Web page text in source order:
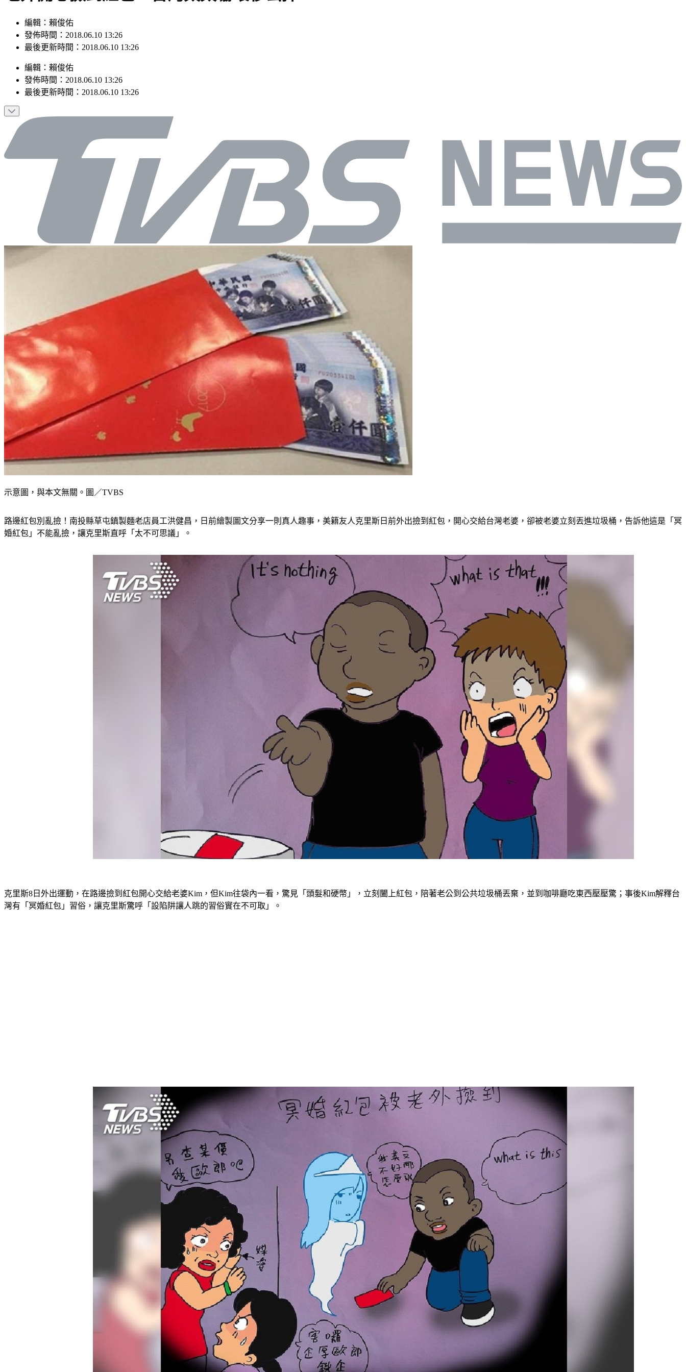
編輯：賴俊佑
發佈時間：2018.06.10 13:26
最後更新時間：2018.06.10 13:26
編輯 ： 賴俊佑
發佈時間： 2018.06.10 13:26
最後更新時間： 2018.06.10 13:26
示意圖，與本文無關。圖／TVBS
路邊紅包別亂撿！南投縣草屯鎮製麵老店員工洪健昌，日前繪製圖文分享一則真人趣事，美籍友人克里斯日前外出撿到紅包，開心交給台灣老婆，卻被老婆立刻丟進垃圾桶，告訴他這是「冥
婚紅包」不能亂撿，讓克里斯直呼「太不可思議」。
克里斯8日外出運動，在路邊撿到紅包開心交給老婆Kim，但Kim往袋內一看，驚見「頭髮和硬幣」，立刻闔上紅包，陪著老公到公共垃圾桶丟棄，並到咖啡廳吃東西壓壓驚；事後Kim解釋台
灣有「冥婚紅包」習俗，讓克里斯驚呼「設陷阱讓人跳的習俗實在不可取」。